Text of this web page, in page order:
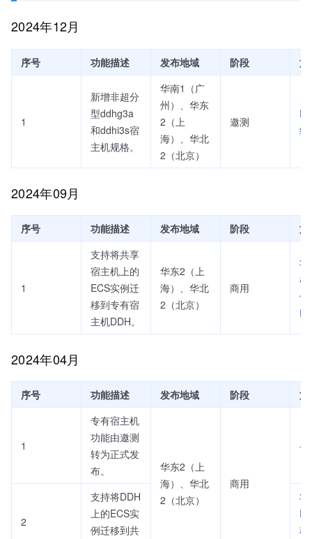
2024年12月
序号 功能描述 发布地域 阶段 文
1
新增非超分
型ddhg3a
和ddhi3s宿
主机规格。
华南1（广
州）、华东
2（上
海）、华北
2（北京）
邀测
绍
2024年09月
序号 功能描述 发布地域 阶段 文
1
支持将共享
宿主机上的
ECS实例迁
移到专有宿
主机DDH。
华东2（上
海）、华北
2（北京）
商用
将
机
例
2024年04月
序号 功能描述 发布地域 阶段 文
1
专有宿主机
功能由邀测
转为正式发
布。
华东2（上
海）、华北
2（北京）
商用
-
2
支持将DDH
上的ECS实
例迁移到共
将
移